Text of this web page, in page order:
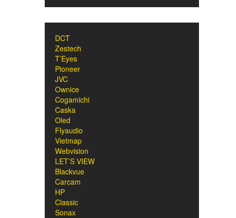
DCT
Zestech
T’Eyes
Pioneer
JVC
Ownice
Cogamichi
Caska
Oled
Flyaudio
Vietmap
Webvision
LET’S VIEW
Blackvue
Carcam
HP
Classic
Sonax